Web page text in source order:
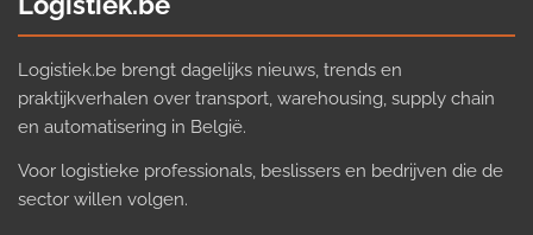
Logistiek.be brengt dagelijks nieuws, trends en
praktijkverhalen over transport, warehousing, supply chain
en automatisering in België.
Voor logistieke professionals, beslissers en bedrijven die de
sector willen volgen.